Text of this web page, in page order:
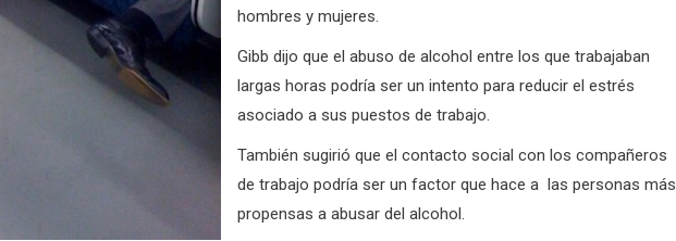
hombres y mujeres.
Gibb dijo que el abuso de alcohol entre los que trabajaban
largas horas podría ser un intento para reducir el estrés
asociado a sus puestos de trabajo.
También sugirió que el contacto social con los compañeros
de trabajo podría ser un factor que hace a las personas más
propensas a abusar del alcohol.